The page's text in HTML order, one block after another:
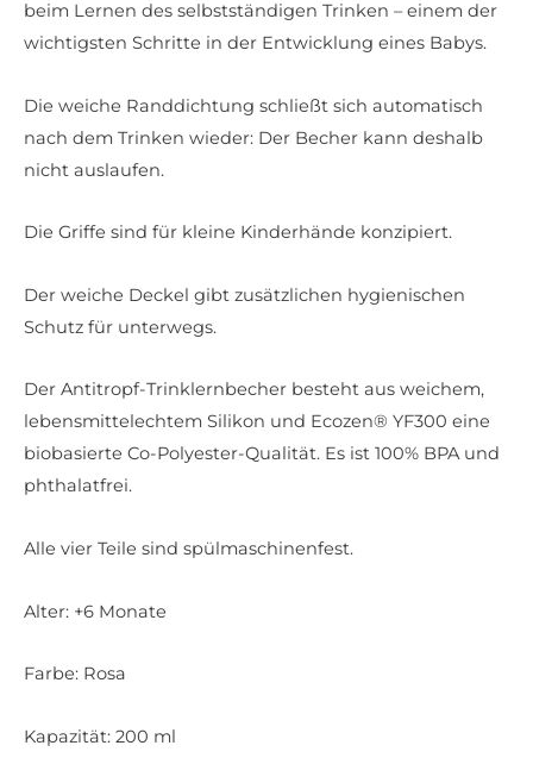
beim Lernen des selbstständigen Trinken – einem der
wichtigsten Schritte in der Entwicklung eines Babys.
Die weiche Randdichtung schließt sich automatisch
nach dem Trinken wieder: Der Becher kann deshalb
nicht auslaufen.
Die Griffe sind für kleine Kinderhände konzipiert.
Der weiche Deckel gibt zusätzlichen hygienischen
Schutz für unterwegs.
Der Antitropf-Trinklernbecher besteht aus weichem,
lebensmittelechtem Silikon und Ecozen® YF300 eine
biobasierte Co-Polyester-Qualität. Es ist 100% BPA und
phthalatfrei.
Alle vier Teile sind spülmaschinenfest.
Alter: +6 Monate
Farbe: Rosa
Kapazität: 200 ml